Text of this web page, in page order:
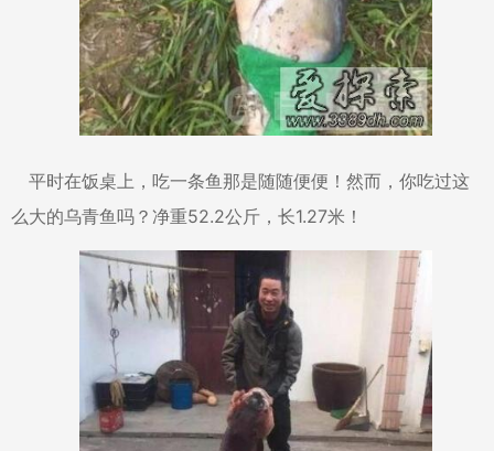
平时在饭桌上，吃一条鱼那是随随便便！然而，你吃过这
么大的乌青鱼吗？净重52.2公斤，长1.27米！